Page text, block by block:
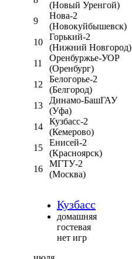
(Новый Уренгой)
9
Нова-2
(Новокуйбышевск)
10
Горький-2
(Нижний Новгород)
11
Оренбуржье-УОР
(Оренбург)
12
Белогорье-2
(Белгород)
13
Динамо-БашГАУ
(Уфа)
14
Кузбасс-2
(Кемерово)
15
Енисей-2
(Красноярск)
16
МГТУ-2
(Москва)
Кузбасс
домашняя
гостевая
нет игр